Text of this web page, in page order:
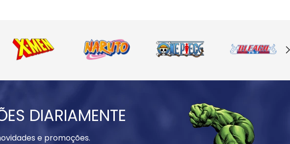
DIARIAMENTE
e promoções.